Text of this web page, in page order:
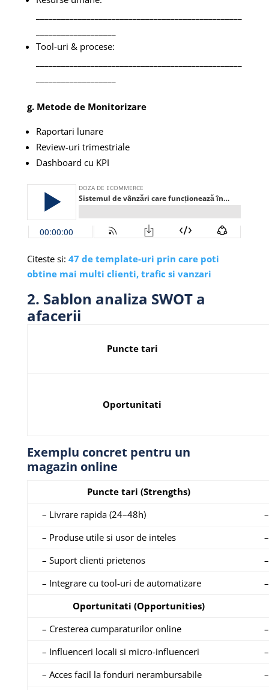
Tool-uri & procese:
g. Metode de Monitorizare
Raportari lunare
Review-uri trimestriale
Dashboard cu KPI
Citeste si: 47 de template-uri prin care poti
obtine mai multi clienti, trafic si vanzari
2. Sablon analiza SWOT a
afacerii
Puncte tari
Oportunitati
Exemplu concret pentru un
magazin online
Puncte tari (Strengths)
– Livrare rapida (24–48h)
– Produse utile si usor de inteles
– Suport clienti prietenos
– Integrare cu tool-uri de automatizare
Oportunitati (Opportunities)
– Cresterea cumparaturilor online
– Influenceri locali si micro-influenceri
– Acces facil la fonduri nerambursabile